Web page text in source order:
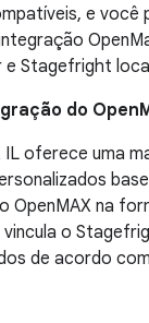
e você
e Stagefright
do
IL oferece uma
OpenMAX na
vincula o
de acordo